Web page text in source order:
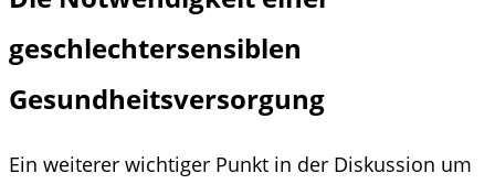
geschlechtersensiblen
Gesundheitsversorgung
Ein weiterer wichtiger Punkt in der Diskussion um